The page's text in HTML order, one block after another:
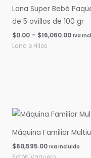
Lana Super Bebé
de 5 ovillos de 100 gr
$0.00 – $16,060.00 Iva
Lana e Hilos
Máquina Familiar
$60,595.00 Iva Incluido